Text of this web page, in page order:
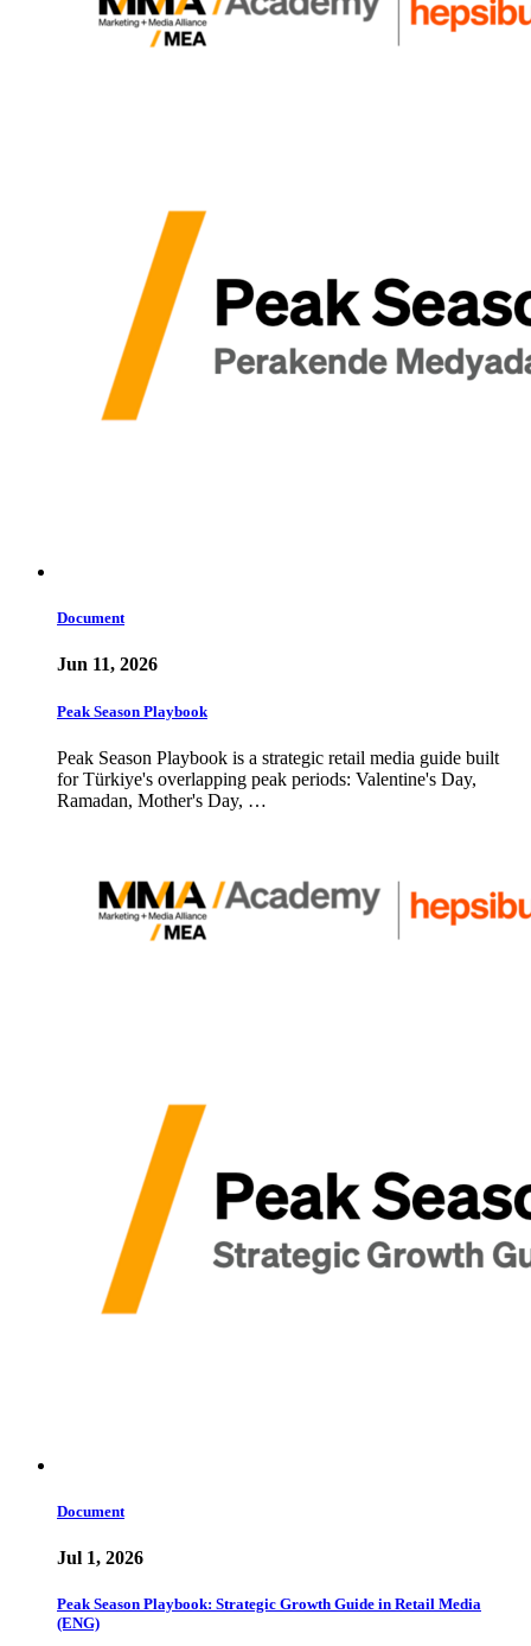
Document
Jun 11, 2026
Peak Season Playbook
Peak Season Playbook is a strategic retail media guide built
for Türkiye's overlapping peak periods: Valentine's Day,
Ramadan, Mother's Day, …
Document
Jul 1, 2026
Peak Season Playbook: Strategic Growth Guide in Retail Media
(ENG)